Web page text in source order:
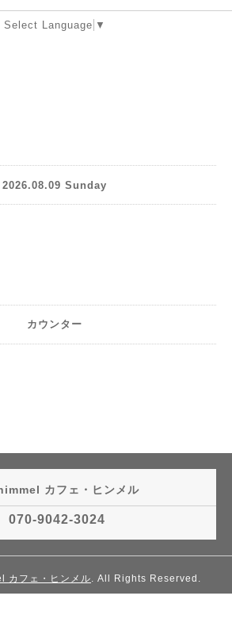
Select Language ▼
2026.08.09 Sunday
カウンター
カフェ・ヒンメル
070-9042-3024
カフェ・ヒンメル. All Rights Reserved.